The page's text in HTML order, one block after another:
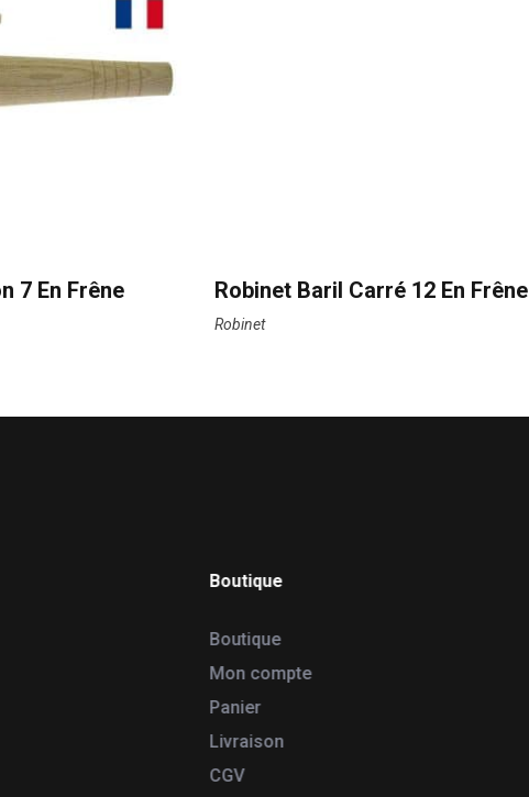
7 En Frêne Robinet Baril Carré 12 En Frêne
Robinet
Boutique
Boutique
Mon compte
Panier
Livraison
CGV